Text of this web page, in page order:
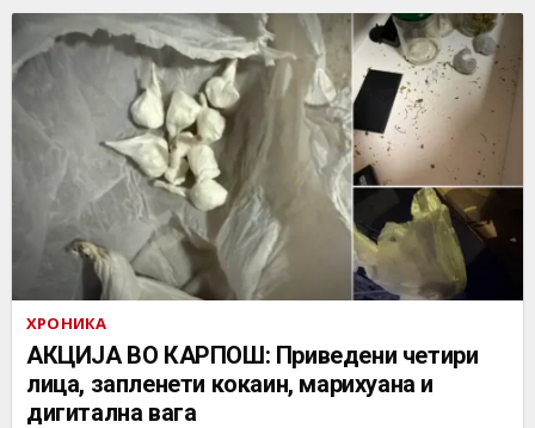
ХРОНИКА
АКЦИЈА ВО КАРПОШ: Приведени четири
лица, запленети кокаин, марихуана и
дигитална вага